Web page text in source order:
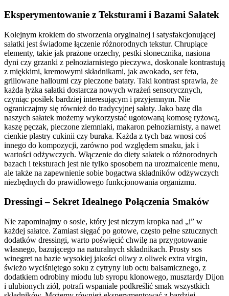
Eksperymentowanie z Teksturami i Bazami Sałatek
Kolejnym krokiem do stworzenia oryginalnej i satysfakcjonującej
sałatki jest świadome łączenie różnorodnych tekstur. Chrupiące
elementy, takie jak prażone orzechy, pestki słonecznika, nasiona
dyni czy grzanki z pełnoziarnistego pieczywa, doskonale kontrastują
z miękkimi, kremowymi składnikami, jak awokado, ser feta,
grillowane halloumi czy pieczone bataty. Taki kontrast sprawia, że
każda łyżka sałatki dostarcza nowych wrażeń sensorycznych,
czyniąc posiłek bardziej interesującym i przyjemnym. Nie
ograniczajmy się również do tradycyjnej sałaty. Jako bazę dla
naszych sałatek możemy wykorzystać ugotowaną komosę ryżową,
kaszę pęczak, pieczone ziemniaki, makaron pełnoziarnisty, a nawet
cienkie plastry cukinii czy buraka. Każda z tych baz wnosi coś
innego do kompozycji, zarówno pod względem smaku, jak i
wartości odżywczych. Włączenie do diety sałatek o różnorodnych
bazach i teksturach jest nie tylko sposobem na urozmaicenie menu,
ale także na zapewnienie sobie bogactwa składników odżywczych
niezbędnych do prawidłowego funkcjonowania organizmu.
Dressingi – Sekret Idealnego Połączenia Smaków
Nie zapominajmy o sosie, który jest niczym kropka nad „i” w
każdej sałatce. Zamiast sięgać po gotowe, często pełne sztucznych
dodatków dressingi, warto poświęcić chwilę na przygotowanie
własnego, bazującego na naturalnych składnikach. Prosty sos
winegret na bazie wysokiej jakości oliwy z oliwek extra virgin,
świeżo wyciśniętego soku z cytryny lub octu balsamicznego, z
dodatkiem odrobiny miodu lub syropu klonowego, musztardy Dijon
i ulubionych ziół, potrafi wspaniale podkreślić smak wszystkich